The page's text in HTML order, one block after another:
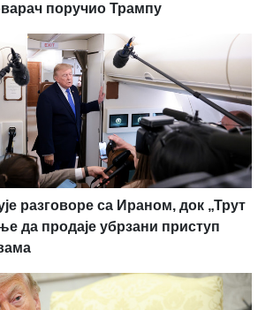
поручио Трампу
разговоре са Ираном, док „Трут
да продаје убрзани приступ